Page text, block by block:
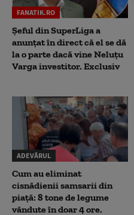
FANATIK.RO
Șeful din SuperLiga a
anunțat în direct că el se dă
la o parte dacă vine Neluțu
Varga investitor. Exclusiv
ADEVĂRUL
Cum au eliminat
cisnădienii samsarii din
piață: 8 tone de legume
vândute în doar 4 ore.